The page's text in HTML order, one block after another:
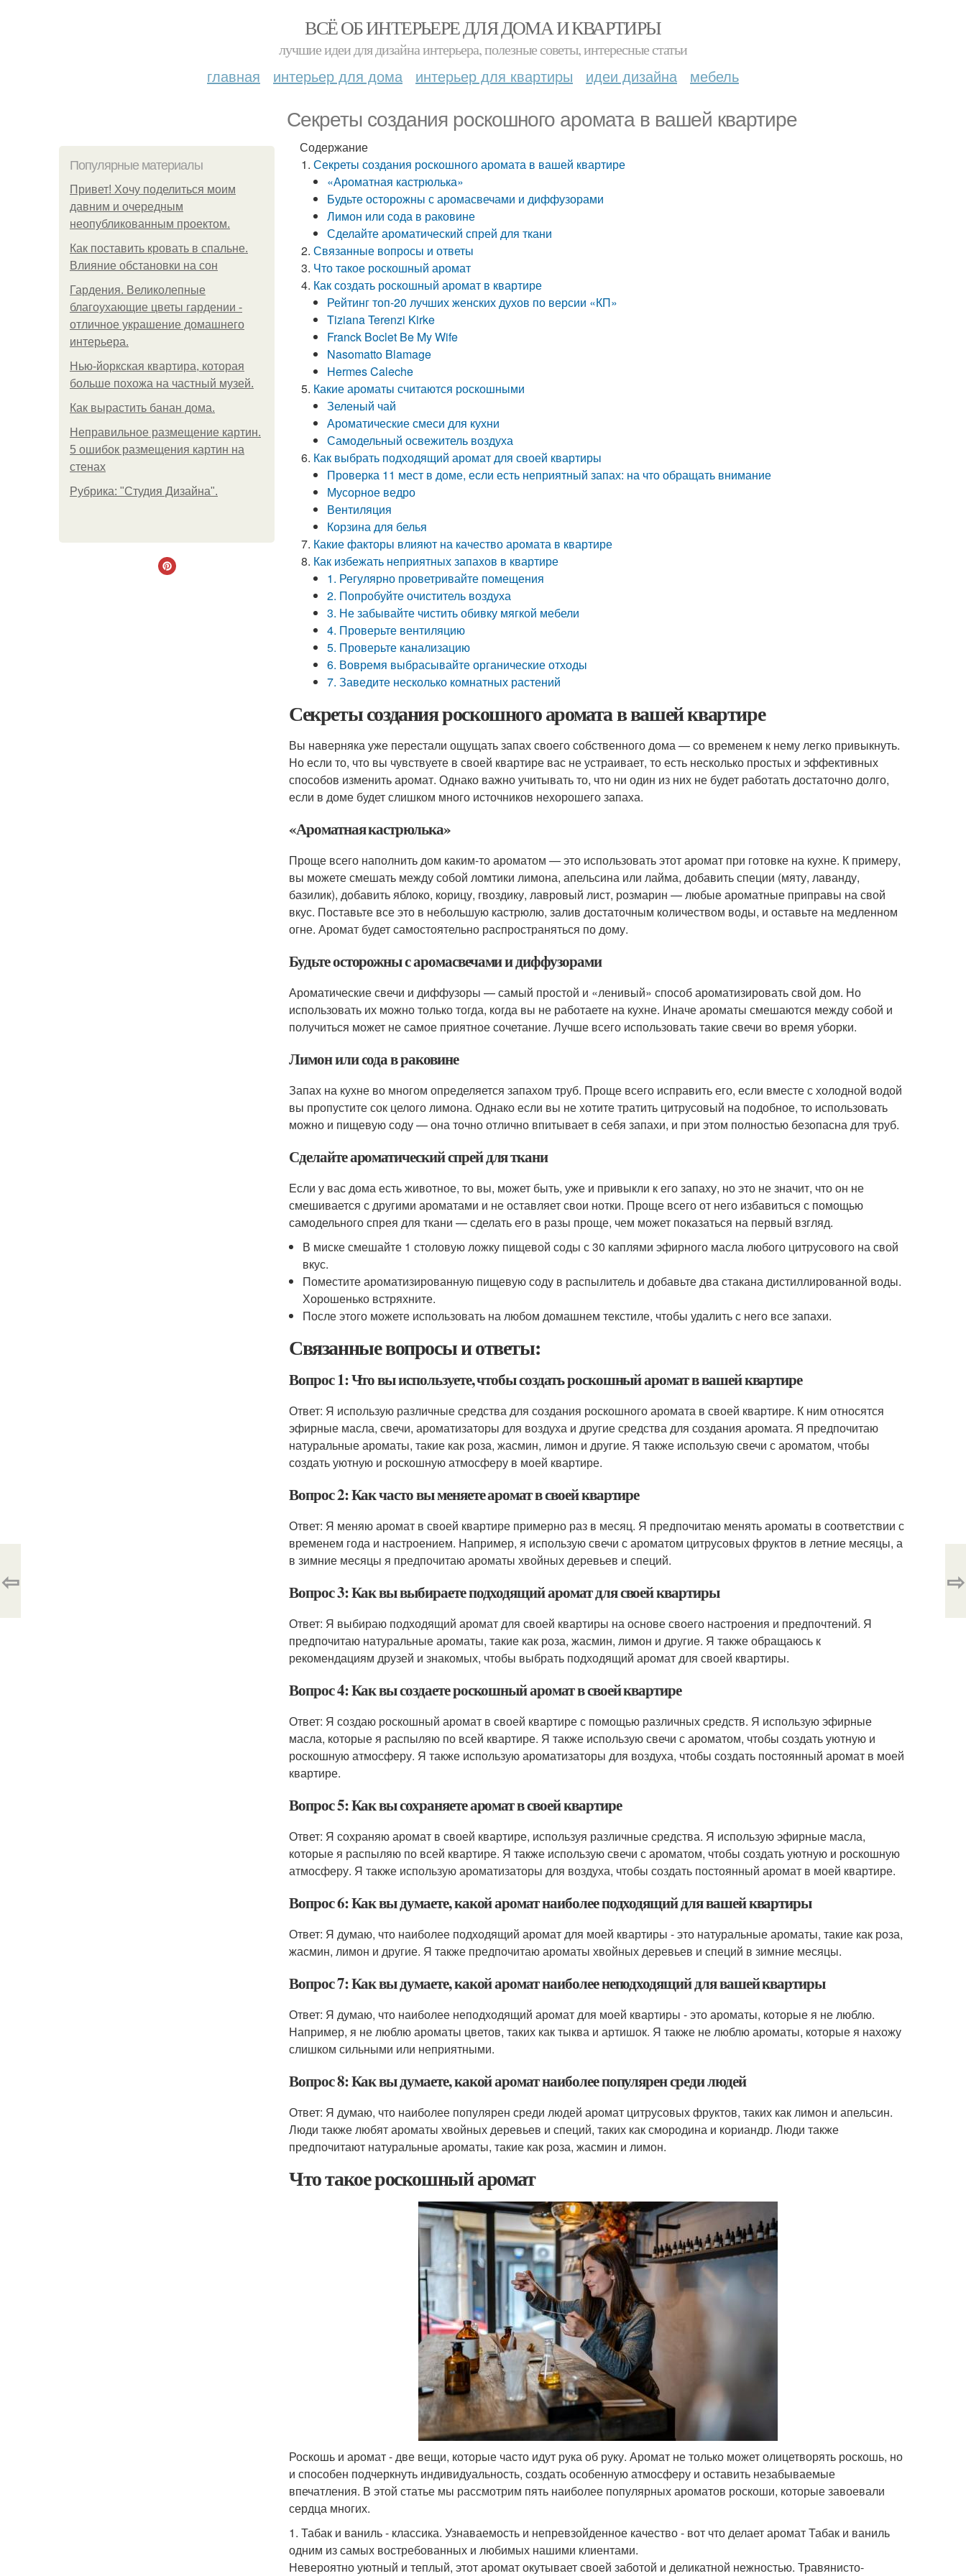
ВСЁ ОБ ИНТЕРЬЕРЕ ДЛЯ ДОМА И КВАРТИРЫ
лучшие идеи для дизайна интерьера, полезные советы, интересные статьи
главная интерьер для дома интерьер для квартиры идеи дизайна мебель
Секреты создания роскошного аромата в вашей квартире
Популярные материалы
Привет! Хочу поделиться моим
давним и очередным
неопубликованным проектом.
Как поставить кровать в спальне.
Влияние обстановки на сон
Гардения. Великолепные
благоухающие цветы гардении -
отличное украшение домашнего
интерьера.
Нью-йоркская квартира, которая
больше похожа на частный музей.
Как вырастить банан дома.
Неправильное размещение картин.
5 ошибок размещения картин на
стенах
Рубрика: "Студия Дизайна".
Содержание
Секреты создания роскошного аромата в вашей квартире
«Ароматная кастрюлька»
Будьте осторожны с аромасвечами и диффузорами
Лимон или сода в раковине
Сделайте ароматический спрей для ткани
Связанные вопросы и ответы
Что такое роскошный аромат
Как создать роскошный аромат в квартире
Рейтинг топ-20 лучших женских духов по версии «КП»
Tiziana Terenzi Kirke
Franck Boclet Be My Wife
Nasomatto Blamage
Hermes Caleche
Какие ароматы считаются роскошными
Зеленый чай
Ароматические смеси для кухни
Самодельный освежитель воздуха
Как выбрать подходящий аромат для своей квартиры
Проверка 11 мест в доме, если есть неприятный запах: на что обращать внимание
Мусорное ведро
Вентиляция
Корзина для белья
Какие факторы влияют на качество аромата в квартире
Как избежать неприятных запахов в квартире
1. Регулярно проветривайте помещения
2. Попробуйте очиститель воздуха
3. Не забывайте чистить обивку мягкой мебели
4. Проверьте вентиляцию
5. Проверьте канализацию
6. Вовремя выбрасывайте органические отходы
7. Заведите несколько комнатных растений
Секреты создания роскошного аромата в вашей квартире
Вы наверняка уже перестали ощущать запах своего собственного дома — со временем к нему легко привыкнуть.
Но если то, что вы чувствуете в своей квартире вас не устраивает, то есть несколько простых и эффективных
способов изменить аромат. Однако важно учитывать то, что ни один из них не будет работать достаточно долго,
если в доме будет слишком много источников нехорошего запаха.
«Ароматная кастрюлька»
Проще всего наполнить дом каким-то ароматом — это использовать этот аромат при готовке на кухне. К примеру,
вы можете смешать между собой ломтики лимона, апельсина или лайма, добавить специи (мяту, лаванду,
базилик), добавить яблоко, корицу, гвоздику, лавровый лист, розмарин — любые ароматные приправы на свой
вкус. Поставьте все это в небольшую кастрюлю, залив достаточным количеством воды, и оставьте на медленном
огне. Аромат будет самостоятельно распространяться по дому.
Будьте осторожны с аромасвечами и диффузорами
Ароматические свечи и диффузоры — самый простой и «ленивый» способ ароматизировать свой дом. Но
использовать их можно только тогда, когда вы не работаете на кухне. Иначе ароматы смешаются между собой и
получиться может не самое приятное сочетание. Лучше всего использовать такие свечи во время уборки.
Лимон или сода в раковине
Запах на кухне во многом определяется запахом труб. Проще всего исправить его, если вместе с холодной водой
вы пропустите сок целого лимона. Однако если вы не хотите тратить цитрусовый на подобное, то использовать
можно и пищевую соду — она точно отлично впитывает в себя запахи, и при этом полностью безопасна для труб.
Сделайте ароматический спрей для ткани
Если у вас дома есть животное, то вы, может быть, уже и привыкли к его запаху, но это не значит, что он не
смешивается с другими ароматами и не оставляет свои нотки. Проще всего от него избавиться с помощью
самодельного спрея для ткани — сделать его в разы проще, чем может показаться на первый взгляд.
В миске смешайте 1 столовую ложку пищевой соды с 30 каплями эфирного масла любого цитрусового на свой
вкус.
Поместите ароматизированную пищевую соду в распылитель и добавьте два стакана дистиллированной воды.
Хорошенько встряхните.
После этого можете использовать на любом домашнем текстиле, чтобы удалить с него все запахи.
Связанные вопросы и ответы:
Вопрос 1: Что вы используете, чтобы создать роскошный аромат в вашей квартире
Ответ: Я использую различные средства для создания роскошного аромата в своей квартире. К ним относятся
эфирные масла, свечи, ароматизаторы для воздуха и другие средства для создания аромата. Я предпочитаю
натуральные ароматы, такие как роза, жасмин, лимон и другие. Я также использую свечи с ароматом, чтобы
создать уютную и роскошную атмосферу в моей квартире.
Вопрос 2: Как часто вы меняете аромат в своей квартире
Ответ: Я меняю аромат в своей квартире примерно раз в месяц. Я предпочитаю менять ароматы в соответствии с
временем года и настроением. Например, я использую свечи с ароматом цитрусовых фруктов в летние месяцы, а
в зимние месяцы я предпочитаю ароматы хвойных деревьев и специй.
Вопрос 3: Как вы выбираете подходящий аромат для своей квартиры
Ответ: Я выбираю подходящий аромат для своей квартиры на основе своего настроения и предпочтений. Я
предпочитаю натуральные ароматы, такие как роза, жасмин, лимон и другие. Я также обращаюсь к
рекомендациям друзей и знакомых, чтобы выбрать подходящий аромат для своей квартиры.
Вопрос 4: Как вы создаете роскошный аромат в своей квартире
Ответ: Я создаю роскошный аромат в своей квартире с помощью различных средств. Я использую эфирные
масла, которые я распыляю по всей квартире. Я также использую свечи с ароматом, чтобы создать уютную и
роскошную атмосферу. Я также использую ароматизаторы для воздуха, чтобы создать постоянный аромат в моей
квартире.
Вопрос 5: Как вы сохраняете аромат в своей квартире
Ответ: Я сохраняю аромат в своей квартире, используя различные средства. Я использую эфирные масла,
которые я распыляю по всей квартире. Я также использую свечи с ароматом, чтобы создать уютную и роскошную
атмосферу. Я также использую ароматизаторы для воздуха, чтобы создать постоянный аромат в моей квартире.
Вопрос 6: Как вы думаете, какой аромат наиболее подходящий для вашей квартиры
Ответ: Я думаю, что наиболее подходящий аромат для моей квартиры - это натуральные ароматы, такие как роза,
жасмин, лимон и другие. Я также предпочитаю ароматы хвойных деревьев и специй в зимние месяцы.
Вопрос 7: Как вы думаете, какой аромат наиболее неподходящий для вашей квартиры
Ответ: Я думаю, что наиболее неподходящий аромат для моей квартиры - это ароматы, которые я не люблю.
Например, я не люблю ароматы цветов, таких как тыква и артишок. Я также не люблю ароматы, которые я нахожу
слишком сильными или неприятными.
Вопрос 8: Как вы думаете, какой аромат наиболее популярен среди людей
Ответ: Я думаю, что наиболее популярен среди людей аромат цитрусовых фруктов, таких как лимон и апельсин.
Люди также любят ароматы хвойных деревьев и специй, таких как смородина и кориандр. Люди также
предпочитают натуральные ароматы, такие как роза, жасмин и лимон.
Что такое роскошный аромат
Роскошь и аромат - две вещи, которые часто идут рука об руку. Аромат не только может олицетворять роскошь, но
и способен подчеркнуть индивидуальность, создать особенную атмосферу и оставить незабываемые
впечатления. В этой статье мы рассмотрим пять наиболее популярных ароматов роскоши, которые завоевали
сердца многих.
1. Табак и ваниль - классика. Узнаваемость и непревзойденное качество - вот что делает аромат Табак и ваниль
одним из самых востребованных и любимых нашими клиентами.
Невероятно уютный и теплый, этот аромат окутывает своей заботой и деликатной нежностью. Травянисто-
⇦ ⇨